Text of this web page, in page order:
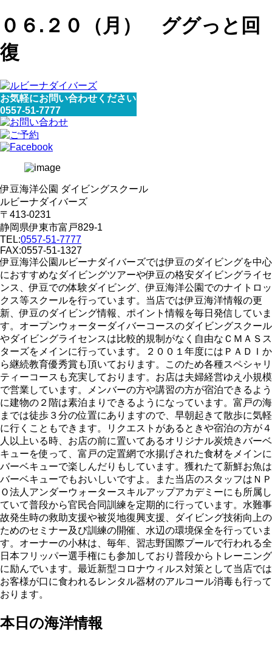
０６.２０（月） ググっと回
復
お気軽にお問い合わせください
0557-51-7777
伊豆海洋公園 ダイビングスクール
ルビーナダイバーズ
〒413-0231
静岡県伊東市富戸829-1
TEL:0557-51-7777
FAX:0557-51-1327
伊豆海洋公園ルビーナダイバーズでは伊豆のダイビングを中心
におすすめなダイビングツアーや伊豆の格安ダイビングライセ
ンス、伊豆での体験ダイビング、伊豆海洋公園でのナイトロッ
クス等スクールを行っています。当店では伊豆海洋情報の更
新、伊豆のダイビング情報、ポイント情報を毎日発信していま
す。オープンウォーターダイバーコースのダイビングスクール
やダイビングライセンスは比較的規制がなく自由なＣＭＡＳス
ターズをメインに行っています。２００１年度にはＰＡＤＩか
ら継続教育優秀賞も頂いております。このため各種スペシャリ
ティーコースも充実しております。お店は夫婦経営ゆえ小規模
で営業しています。メンバーの方や講習の方が宿泊できるよう
に建物の２階は素泊まりできるようになっています。富戸の海
までは徒歩３分の位置にありますので、早朝起きて散歩に気軽
に行くこともできます。リクエストがあるときや宿泊の方が４
人以上いる時、お店の前に置いてあるオリジナル炭焼きバーベ
キューを使って、富戸の定置網で水揚げされた食材をメインに
バーベキューで楽しんだりもしています。獲れたて新鮮お魚は
バーベキューでもおいしいですよ。また当店のスタッフはＮＰ
Ｏ法人アンダーウォータースキルアップアカデミーにも所属し
ていて普段から官民合同訓練を定期的に行っています。水難事
故発生時の救助支援や被災地復興支援、ダイビング技術向上の
ためのセミナー及び訓練の開催、水辺の環境保全を行っていま
す。オーナーの小林は、毎年、習志野国際プールで行われる全
日本フリッパー選手権にも参加しており普段からトレーニング
に励んでいます。最近新型コロナウィルス対策として当店では
お客様が口に食われるレンタル器材のアルコール消毒も行って
おります。
本日の海洋情報